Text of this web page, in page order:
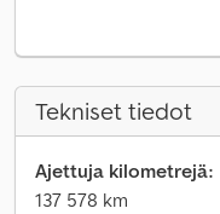
Tekniset tiedot
Ajettuja kilometrejä:
137 578 km